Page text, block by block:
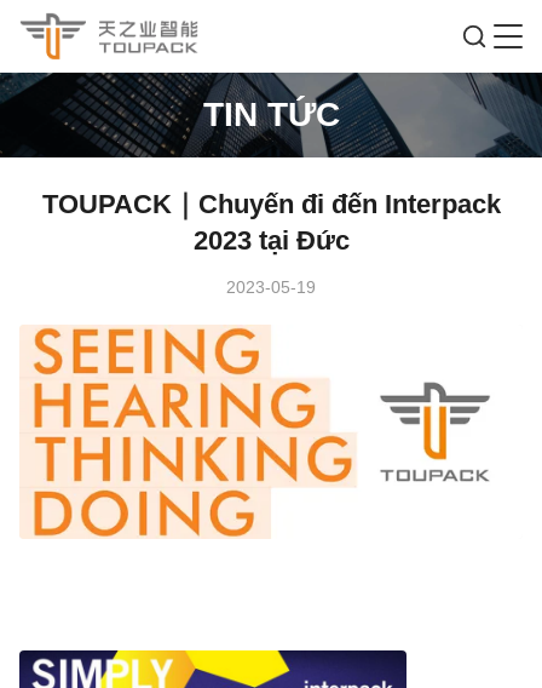
TIN TỨC
TOUPACK｜Chuyến đi đến Interpack
2023 tại Đức
2023-05-19